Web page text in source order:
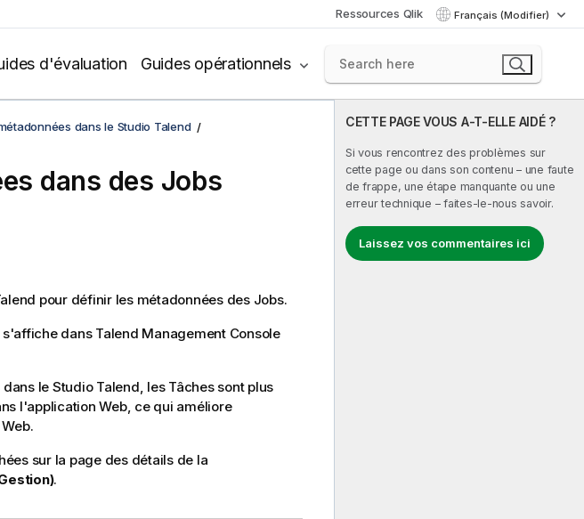
Ressources Qlik Français (Modifier)
d'évaluation Guides opérationnels
CETTE PAGE VOUS A-T-ELLE AIDÉ ?
Si vous rencontrez des problèmes sur
cette page ou dans son contenu – une faute
de frappe, une étape manquante ou une
erreur technique – faites-le-nous savoir.
Laissez vos commentaires ici
dans le Studio Talend
dans des Jobs
pour définir les métadonnées des Jobs.
s'affiche dans Talend Management Console
dans le Studio Talend, les Tâches sont plus
l'application Web, ce qui améliore
sur la page des détails de la
.